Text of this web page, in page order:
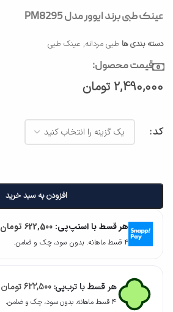
عینک طبی برند ایوور مدل PM8295
دسته بندی ها طبی مردانه, عینک طبی
قیمت محصول:
2,490,000 تومان
کد
افزودن به سبد خرید
هر قسط با اسنپ‌پی: 622,500 تومان
۴ قسط ماهانه. بدون سود، چک و ضامن.
هر قسط با ترب‌پی: 622,500تومان
۴ قسط ماهانه. بدون سود، چک و ضامن.